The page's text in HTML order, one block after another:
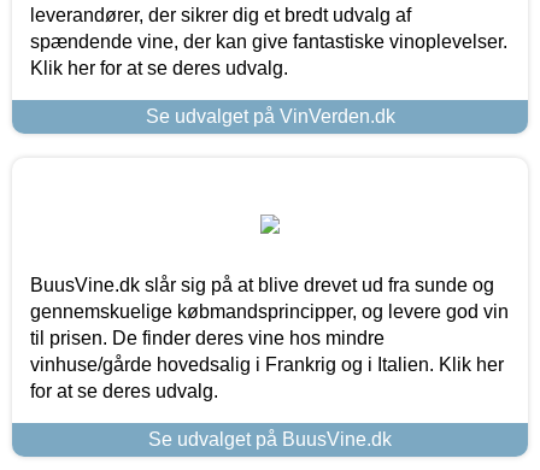
leverandører, der sikrer dig et bredt udvalg af
spændende vine, der kan give fantastiske vinoplevelser.
Klik her for at se deres udvalg.
Se udvalget på VinVerden.dk
BuusVine.dk slår sig på at blive drevet ud fra sunde og
gennemskuelige købmandsprincipper, og levere god vin
til prisen. De finder deres vine hos mindre
vinhuse/gårde hovedsalig i Frankrig og i Italien. Klik her
for at se deres udvalg.
Se udvalget på BuusVine.dk